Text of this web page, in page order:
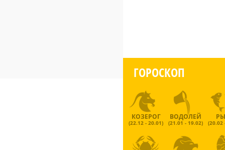
ГОРОСКОП
КОЗЕРОГ
(22.12 - 20.01)
ВОДОЛЕЙ
(21.01 - 19.02) (20.02